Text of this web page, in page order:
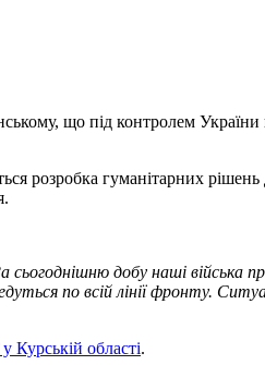
що під контролем України
розробка гуманітарних
добу наші війська
по всій лінії фронту.
Курській області.